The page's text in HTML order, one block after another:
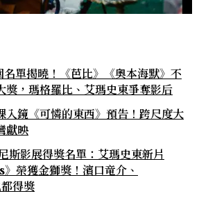
單揭曉！《芭比》《奧本海默》不
獎，瑪格羅比、艾瑪史東爭奪影后
入鏡《可憐的東西》預告！跨尺度大
獻映
影展得獎名單：艾瑪史東新片
榮獲金獅獎！濱口竜介、
得獎